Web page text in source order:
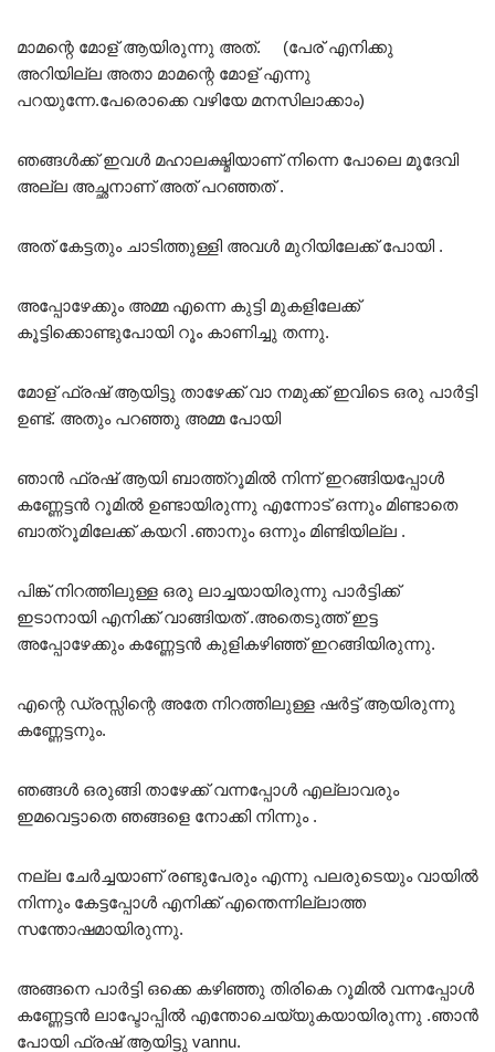
മാമന്റെ മോള് ആയിരുന്നു അത്. (പേര് എനിക്കു
അറിയില്ല അതാ മാമന്റെ മോള് എന്നു
പറയുന്നേ.പേരൊക്കെ വഴിയേ മനസിലാക്കാം)
ഞങ്ങൾക്ക് ഇവൾ മഹാലക്ഷ്മിയാണ് നിന്നെ പോലെ മൂദേവി
അല്ല അച്ഛനാണ് അത് പറഞ്ഞത് .
അത് കേട്ടതും ചാടിത്തുള്ളി അവൾ മുറിയിലേക്ക് പോയി .
അപ്പോഴേക്കും അമ്മ എന്നെ കുട്ടി മുകളിലേക്ക്
കൂട്ടിക്കൊണ്ടുപോയി റൂം കാണിച്ചു തന്നു.
മോള് ഫ്രഷ് ആയിട്ടു താഴേക്ക് വാ നമുക്ക് ഇവിടെ ഒരു പാർട്ടി
ഉണ്ട്. അതും പറഞ്ഞു അമ്മ പോയി
ഞാൻ ഫ്രഷ് ആയി ബാത്ത്റൂമിൽ നിന്ന് ഇറങ്ങിയപ്പോൾ
കണ്ണേട്ടൻ റൂമിൽ ഉണ്ടായിരുന്നു എന്നോട് ഒന്നും മിണ്ടാതെ
ബാത്റൂമിലേക്ക് കയറി .ഞാനും ഒന്നും മിണ്ടിയില്ല .
പിങ്ക് നിറത്തിലുള്ള ഒരു ലാച്ചയായിരുന്നു പാർട്ടിക്ക്
ഇടാനായി എനിക്ക് വാങ്ങിയത് .അതെടുത്ത് ഇട്ട
അപ്പോഴേക്കും കണ്ണേട്ടൻ കുളികഴിഞ്ഞ് ഇറങ്ങിയിരുന്നു.
എന്റെ ഡ്രസ്സിന്റെ അതേ നിറത്തിലുള്ള ഷർട്ട് ആയിരുന്നു
കണ്ണേട്ടനും.
ഞങ്ങൾ ഒരുങ്ങി താഴേക്ക് വന്നപ്പോൾ എല്ലാവരും
ഇമവെട്ടാതെ ഞങ്ങളെ നോക്കി നിന്നും .
നല്ല ചേർച്ചയാണ് രണ്ടുപേരും എന്നു പലരുടെയും വായിൽ
നിന്നും കേട്ടപ്പോൾ എനിക്ക് എന്തെന്നില്ലാത്ത
സന്തോഷമായിരുന്നു.
അങ്ങനെ പാർട്ടി ഒക്കെ കഴിഞ്ഞു തിരികെ റൂമിൽ വന്നപ്പോൾ
കണ്ണേട്ടൻ ലാപ്ടോപ്പിൽ എന്തോചെയ്യുകയായിരുന്നു .ഞാൻ
പോയി ഫ്രഷ് ആയിട്ടു vannu.